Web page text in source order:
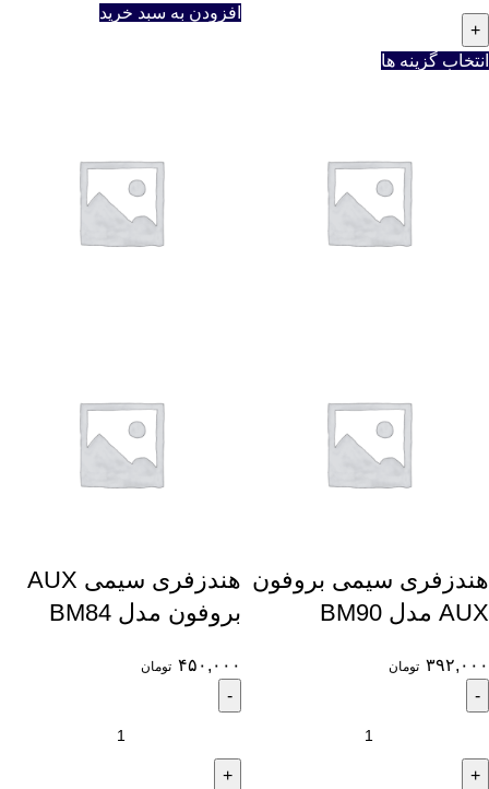
انتخاب گزینه ها
افزودن به سبد خرید
هندزفری سیمی بروفون
AUX مدل BM90
۳۹۲,۰۰۰ تومان
هندزفری سیمی AUX
بروفون مدل BM84
۴۵۰,۰۰۰ تومان